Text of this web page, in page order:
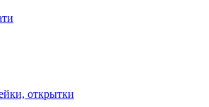
открытки